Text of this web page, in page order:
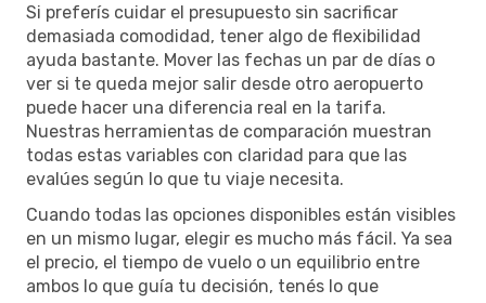
Si preferís cuidar el presupuesto sin sacrificar
demasiada comodidad, tener algo de flexibilidad
ayuda bastante. Mover las fechas un par de días o
ver si te queda mejor salir desde otro aeropuerto
puede hacer una diferencia real en la tarifa.
Nuestras herramientas de comparación muestran
todas estas variables con claridad para que las
evalúes según lo que tu viaje necesita.
Cuando todas las opciones disponibles están visibles
en un mismo lugar, elegir es mucho más fácil. Ya sea
el precio, el tiempo de vuelo o un equilibrio entre
ambos lo que guía tu decisión, tenés lo que